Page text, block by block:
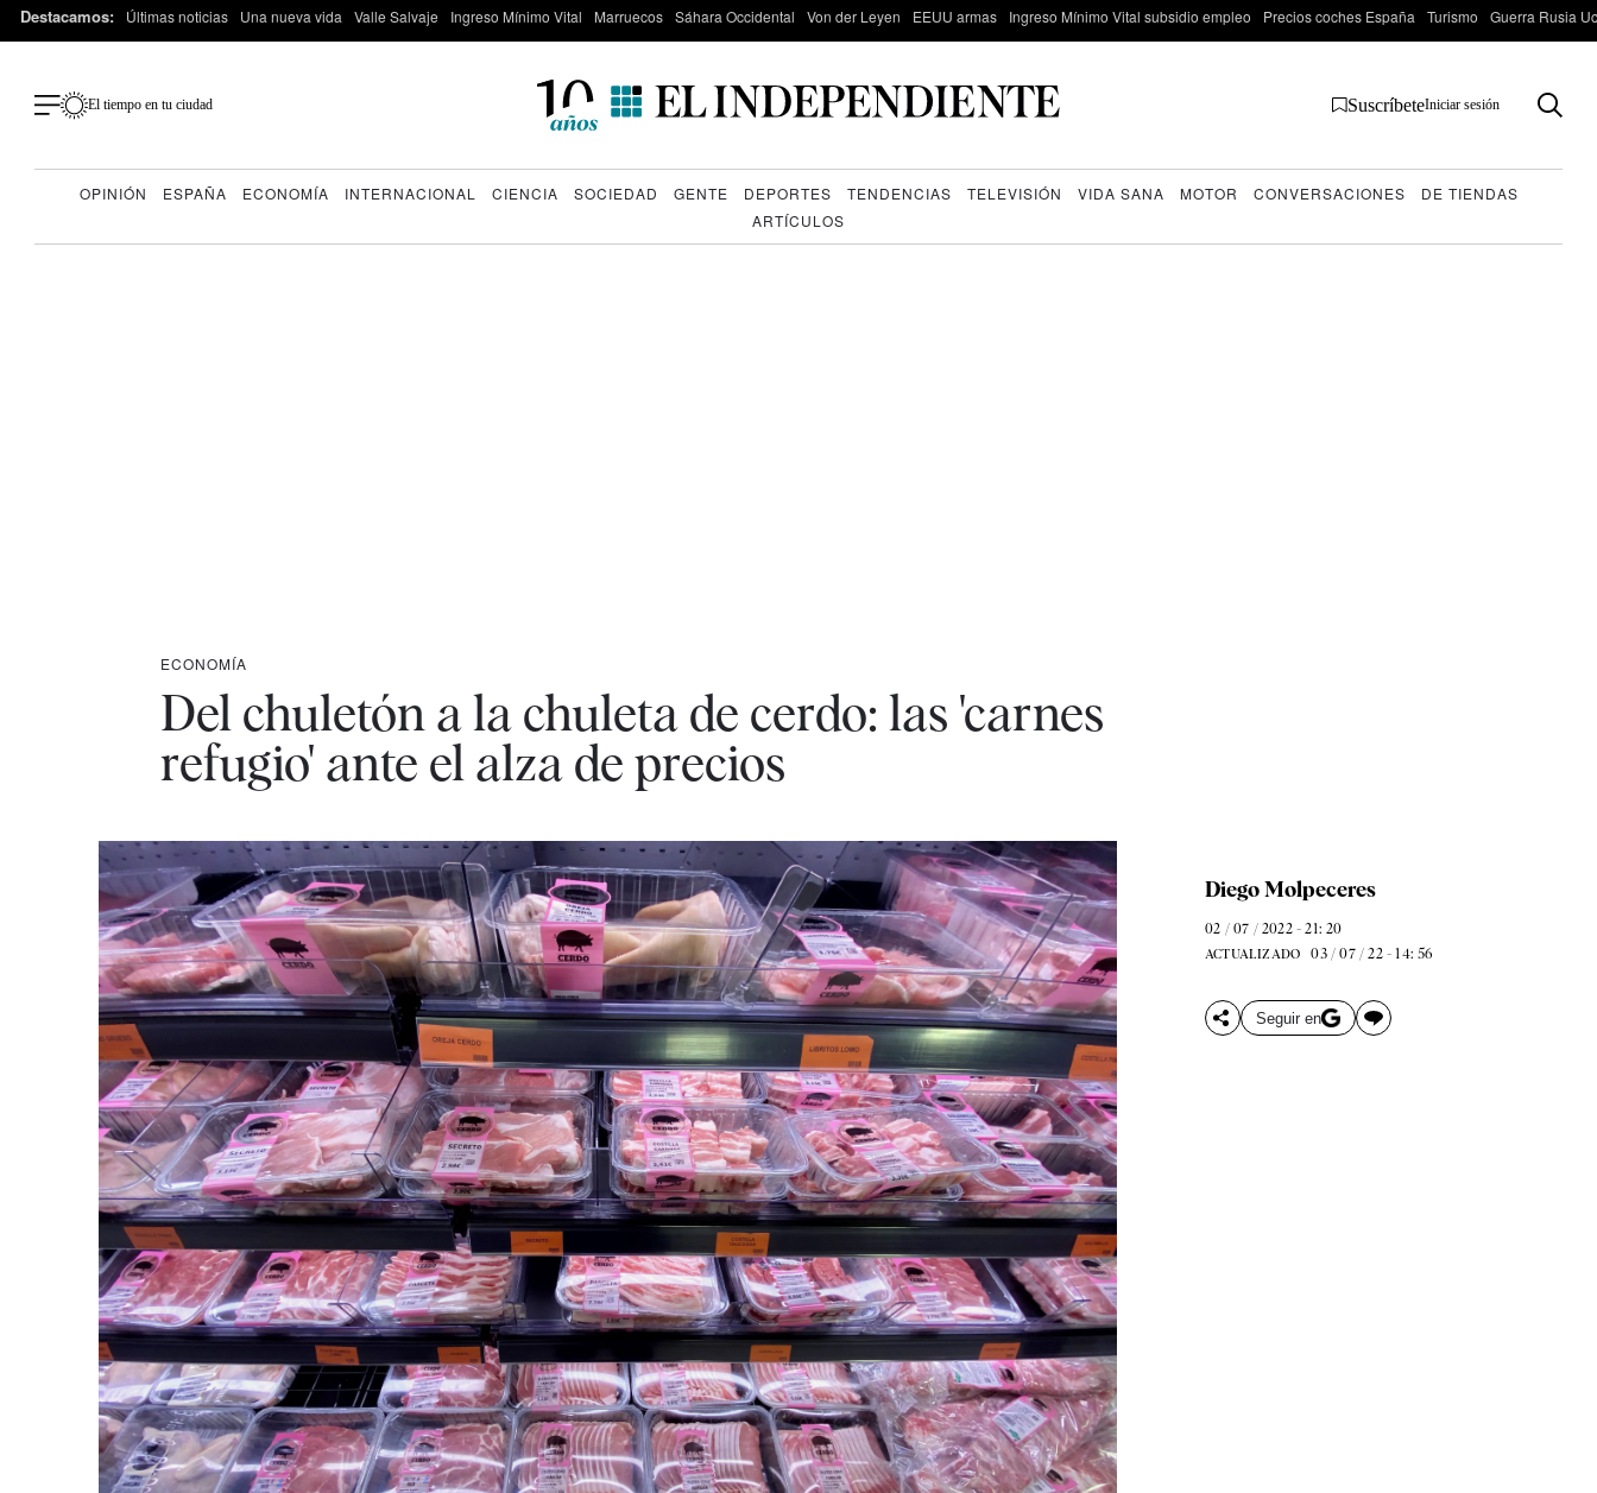
Destacamos: Últimas noticias Una nueva vida Valle Salvaje Ingreso Mínimo Vital Marruecos Sáhara Occidental Von der Leyen EEUU armas Ingreso Mínimo Vital subsidio empleo Precios coches España Turismo Guerra Rusia
El tiempo en tu ciudad SuscríbeteIniciar sesión
OPINIÓN ESPAÑA ECONOMÍA INTERNACIONAL CIENCIA SOCIEDAD GENTE DEPORTES TENDENCIAS TELEVISIÓN VIDA SANA MOTOR CONVERSACIONES
DE TIENDAS
ARTÍCULOS
ECONOMÍA
Del chuletón a la chuleta de cerdo: las 'carnes
refugio' ante el alza de precios
Diego Molpeceres
02 / 07 / 2022 - 21: 20
ACTUALIZADO 03 / 07 / 22 - 14: 56
Seguir en